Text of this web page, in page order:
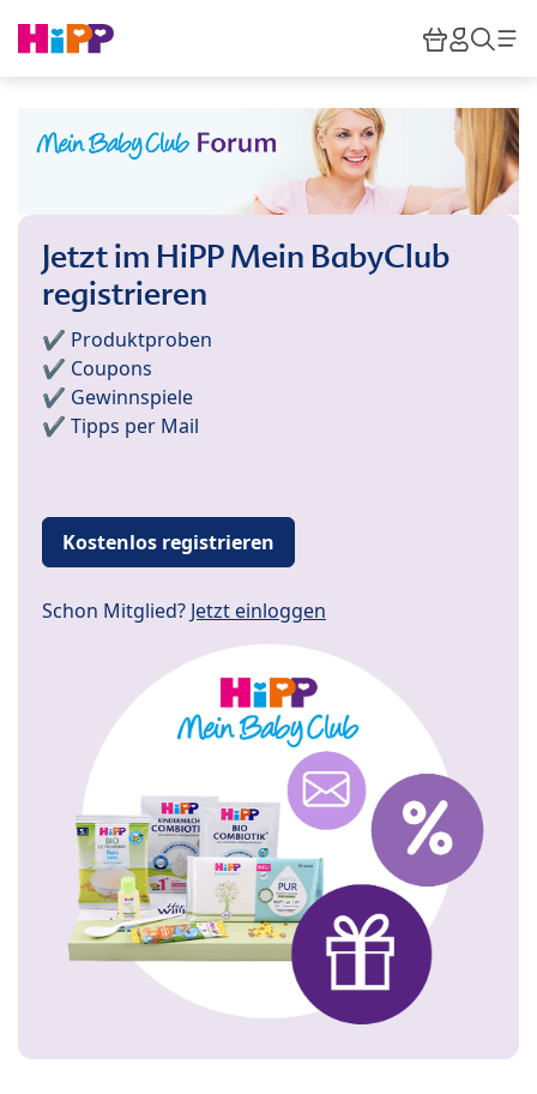
HiPP
Jetzt im HiPP Mein BabyClub
registrieren
✔️ Produktproben
✔️ Coupons
✔️ Gewinnspiele
✔️ Tipps per Mail
Kostenlos registrieren
Schon Mitglied? Jetzt einloggen